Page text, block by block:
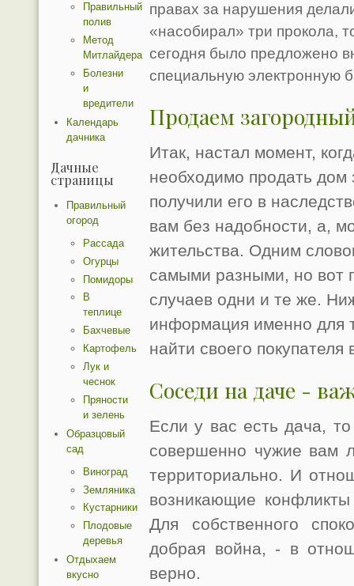
правах за нарушения
«насобирал» три прокола,
сегодня было предложено
специальную электронную
Продаем
Итак, настал момент,
необходимо продать
получили его в
вам без надобности, а,
жительства. Одним
самыми разными, но вот
случаев одни и те же.
информация именно для
найти своего покупателя
Соседи на даче -
Если у вас есть дача,
совершенно чужие вам
территориально. И
возникающие
Для собственного
добрая война, - в
верно.
Правильный
полив
Метод
Митлайдера
Болезни
и
вредители
Календарь
дачника
Дачные
страницы
Правильный
огород
Рассада
Огурцы
Помидоры
В
теплице
Бахчевые
Картофель
Лук и
чеснок
Пряности
и зелень
Образцовый
сад
Виноград
Земляника
Кустарники
Плодовые
деревья
Отдыхаем
вкусно